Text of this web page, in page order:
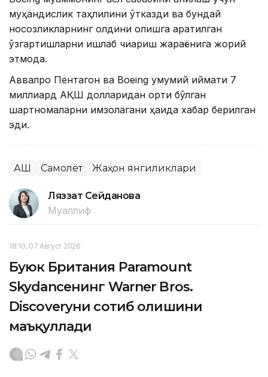
муҳандислик таҳлилини ўтказди ва бундай
носозликларнинг олдини олишга қаратилган
ўзгартишларни ишлаб чиқариш жараёнига жорий
этмоқда.
Аввалроқ Пентагон ва Boeing умумий қиймати 7
миллиард АҚШ долларидан ортиқ бўлган
шартномаларни имзолагани ҳақида хабар берилган
эди.
АҚШ Самолёт Жаҳон янгиликлари
Ляззат Сейданова
Муаллиф
18:10, 07 Август 2026
Буюк Британия Paramount
Skydanceнинг Warner Bros.
Discoveryни сотиб олишини
маъқуллади